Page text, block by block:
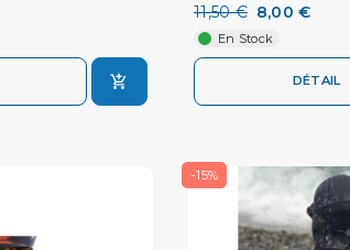
11,50 € 8,00 €
En Stock
DÉTAIL
-15%